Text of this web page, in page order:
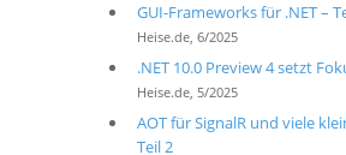
GUI-Frameworks für .NET –
Heise.de, 6/2025
.NET 10.0 Preview 4 setzt
Heise.de, 5/2025
AOT für SignalR und viele
Teil 2